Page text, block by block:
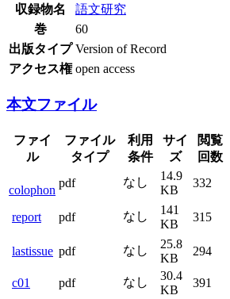
収録物名
語文研究
巻
60
出版タイプ Version of Record
アクセス権 open access
本文ファイル
ファイ
ル
ファイル
タイプ
利用
条件
サイ
ズ
閲覧
回数
colophon
pdf なし
14.9
KB
332
report pdf なし
141
KB
315
lastissue pdf なし
25.8
KB
294
c01 pdf なし
30.4
KB
391